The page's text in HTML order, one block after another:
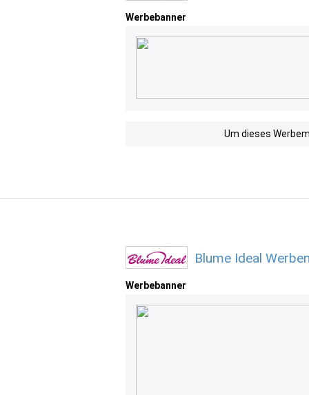
Werbebanner
Um dieses
Blume Ideal
Werbebanner